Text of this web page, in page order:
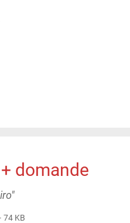
domande
74 KB